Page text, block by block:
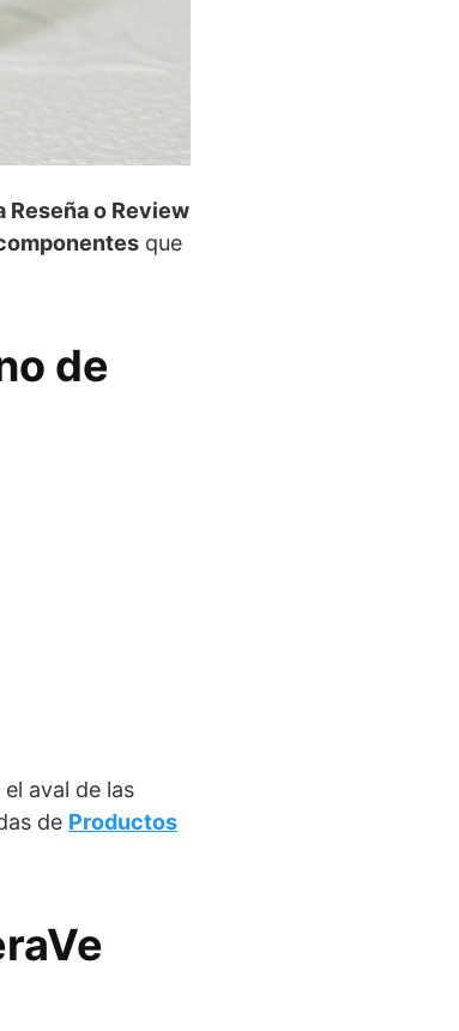
Reseña o Review
que
de
aval de las
de Productos